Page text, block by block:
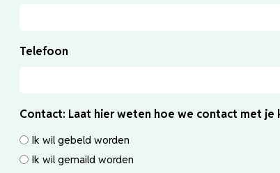
Telefoon
Contact: Laat hier weten hoe we contact met je
Ik wil gebeld worden
Ik wil gemaild worden